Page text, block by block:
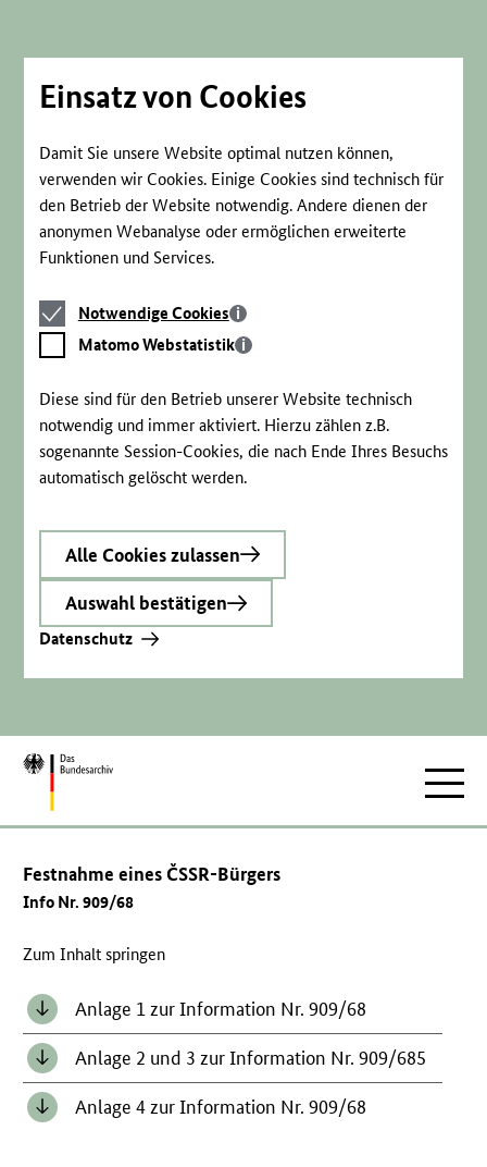
Einsatz von Cookies
Damit Sie unsere Website optimal nutzen können,
verwenden wir Cookies. Einige Cookies sind technisch für
den Betrieb der Website notwendig. Andere dienen der
anonymen Webanalyse oder ermöglichen erweiterte
Funktionen und Services.
Notwendige
Cookies
Notwendige Cookies
Matomo
Webstatistik
Matomo Webstatistik
Diese sind für den Betrieb unserer Website technisch
notwendig und immer aktiviert. Hierzu zählen z.B.
sogenannte Session-Cookies, die nach Ende Ihres Besuchs
automatisch gelöscht werden.
Alle Cookies zulassen
Auswahl bestätigen
Datenschutz
Zur
Festnahme eines ČSSR-Bürgers
Info Nr. 909/68
Zum Inhalt springen
Anlage 1 zur Information Nr. 909/68
Anlage 2 und 3 zur Information Nr. 909/685
Anlage 4 zur Information Nr. 909/68